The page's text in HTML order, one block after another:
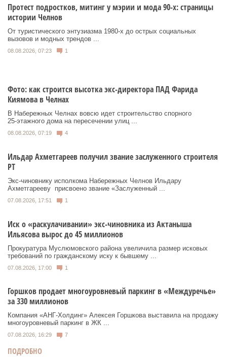
Протест подростков, митинг у мэрии и мода 90-х: страницы
истории Челнов
От туристического энтузиазма 1980‑х до острых социальных
вызовов и модных трендов ...
08.08.2026, 07:23 1
Фото: как строится высотка экс-директора ПАД Фарида
Киямова в Челнах
В Набережных Челнах вовсю идет строительство спорного
25‑этажного дома на пересечении улиц ...
08.08.2026, 07:19 4
Ильдар Ахметгареев получил звание заслуженного строителя
РТ
Экс‑чиновнику исполкома Набережных Челнов Ильдару
Ахметгарееву присвоено звание «Заслуженный ...
07.08.2026, 17:51 1
Иск о «раскулачивании» экс-чиновника из Актаныша
Ильясова вырос до 45 миллионов
Прокуратура Муслюмовского района увеличила размер исковых
требований по гражданскому иску к бывшему ...
07.08.2026, 17:00 1
Горшков продает многоуровневый паркинг в «Междуречье»
за 330 миллионов
Компания «АНГ-Холдинг» Алексея Горшкова выставила на продажу
многоуровневый паркинг в ЖК ...
07.08.2026, 16:29 7
ПОДРОБНО